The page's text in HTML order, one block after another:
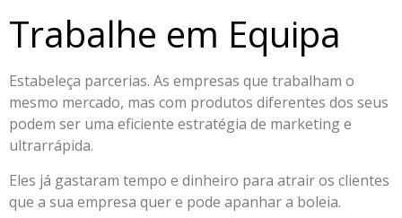
Trabalhe em Equipa
Estabeleça parcerias. As empresas que trabalham o
mesmo mercado, mas com produtos diferentes dos seus
podem ser uma eficiente estratégia de marketing e
ultrarrápida.
Eles já gastaram tempo e dinheiro para atrair os clientes
que a sua empresa quer e pode apanhar a boleia.